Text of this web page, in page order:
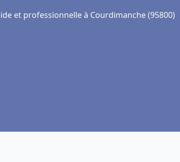
et professionnelle à Courdimanche (95800)